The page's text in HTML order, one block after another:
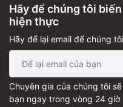
Hãy để chúng tôi
hiện thực
Hãy để lại email để chúng
Chuyên gia của chúng tôi
bạn ngay trong vòng 24 giờ